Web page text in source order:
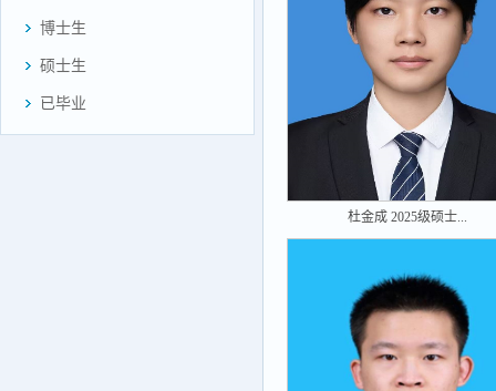
博士生
硕士生
已毕业
杜金成 2025级硕士...